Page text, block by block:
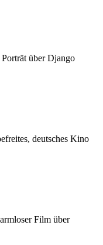
über Django
deutsches Kino
Film über